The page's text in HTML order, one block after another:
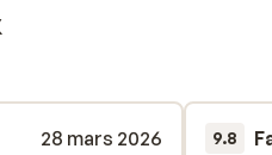
28 mars 2026
9.8